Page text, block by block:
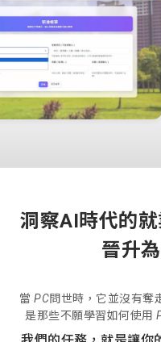
洞察AI時代的
晉升
當 PC問世時，它並沒有奪
是那些不願學習如何使用